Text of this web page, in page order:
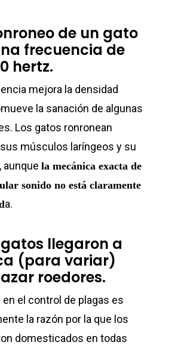
de un gato
frecuencia de
hertz.
mejora la densidad
la sanación de algunas
Los gatos ronronean
músculos laríngeos y su
aunque la mecánica exacta de
sonido no está claramente
a.
gatos llegaron a
(para variar)
roedores.
en el control de plagas es
la razón por la que los
domesticados en todas
Contacto
info@sadenir.com.uy